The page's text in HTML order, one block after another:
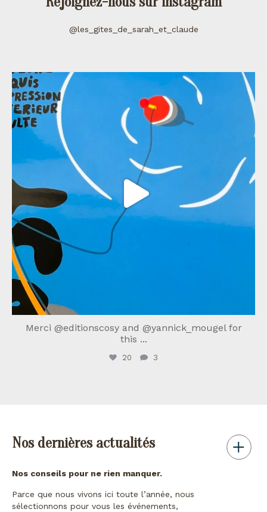
@les_gites_de_sarah_et_claude
les_gites_de_sarah_et_claude
Merci @editionscosy and @yannick_mougel for
this ...
20 3
Nos dernières actualités
Nos conseils pour ne rien manquer.
Parce que nous vivons ici toute l’année, nous
sélectionnons pour vous les événements,